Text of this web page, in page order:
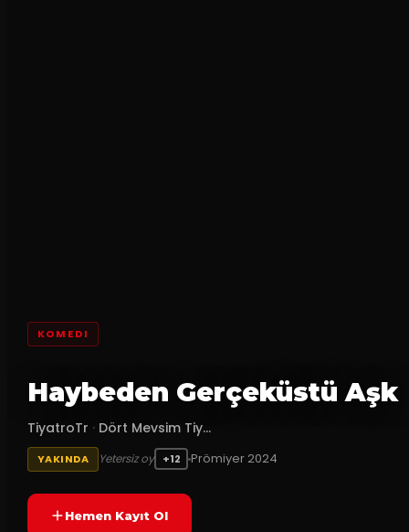
KOMEDI
Haybeden Gerçeküstü Aşk
TiyatroTr · Dört Mevsim Tiy...
YAKINDA Yetersiz oy +12 Prömiyer 2024
Hemen Kayıt Ol